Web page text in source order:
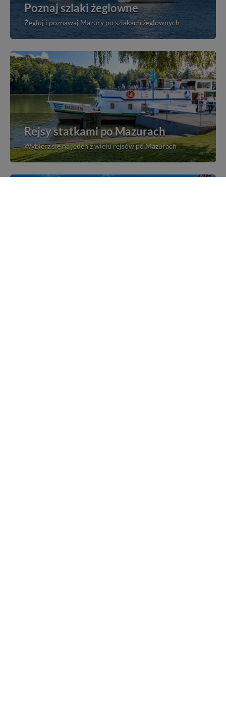
Poznaj szlaki żeglowne
Żegluj i poznawaj Mazury po szlakach żeglownych
Rejsy statkami po Mazurach
Wybierz się na jeden z wielu rejsów po Mazurach